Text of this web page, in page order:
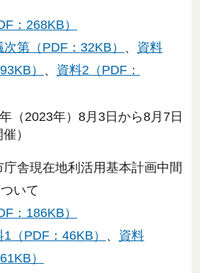
：268KB）
次第（PDF：32KB） 、 資料
） 、 資料2（PDF：
（2023年）8月3日から8月7日
）
舎現在地利活用基本計画中間
いて
：186KB）
1（PDF：46KB） 、 資料
）